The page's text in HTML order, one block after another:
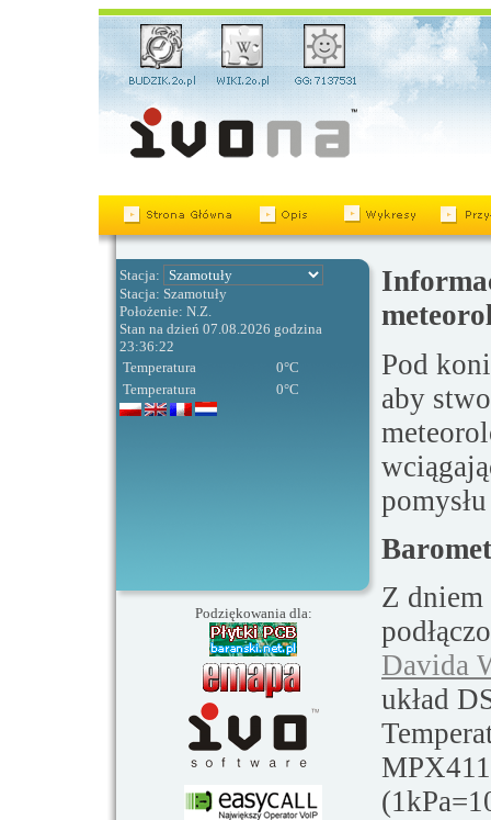
Stacja:
Stacja: Szamotuły
Położenie: N.Z.
Stan na dzień 07.08.2026 godzina
23:36:22
Temperatura
0°C
Temperatura
0°C
Podziękowania dla:
Pod
aby
Z dniem
Davida
układ